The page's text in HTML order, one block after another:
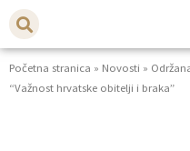
Početna stranica » Novosti »
“Važnost hrvatske obitelji i braka”